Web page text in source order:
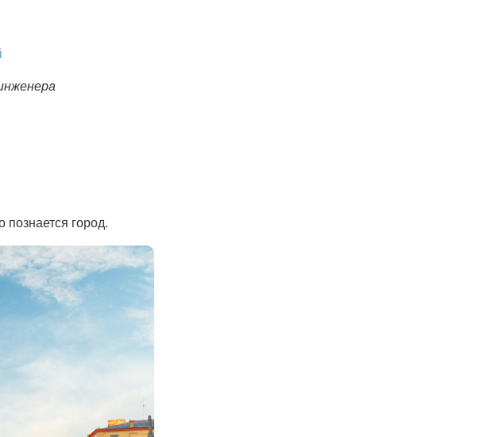
город.